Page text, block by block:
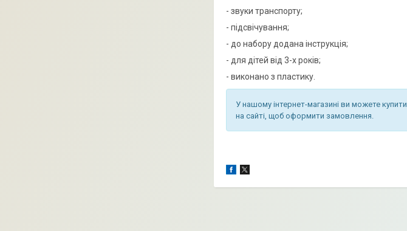
- звуки транспорту;
- підсвічування;
- до набору додана інструкція;
- для дітей від 3-х років;
- виконано з пластику.
У нашому інтернет-магазині ви можете купити
на сайті, щоб оформити замовлення.